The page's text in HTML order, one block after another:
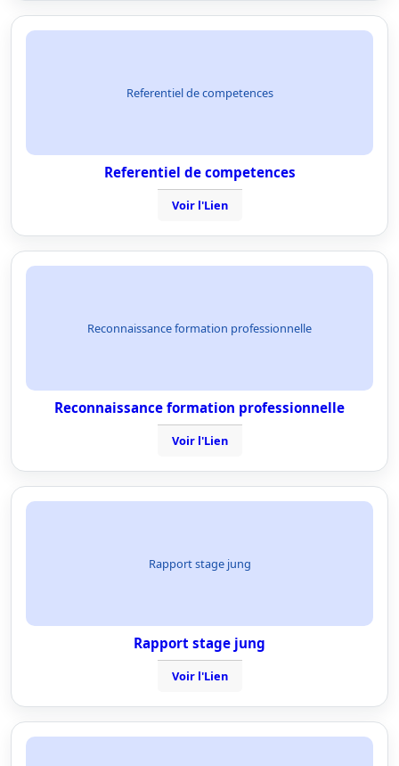
Referentiel de competences
Referentiel de competences
Voir l'Lien
Reconnaissance formation professionnelle
Reconnaissance formation professionnelle
Voir l'Lien
Rapport stage jung
Rapport stage jung
Voir l'Lien